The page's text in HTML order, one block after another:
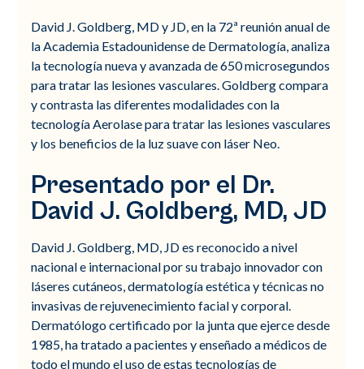
David J. Goldberg, MD y JD, en la 72ª reunión anual de
la Academia Estadounidense de Dermatología, analiza
la tecnología nueva y avanzada de 650 microsegundos
para tratar las lesiones vasculares. Goldberg compara
y contrasta las diferentes modalidades con la
tecnología Aerolase para tratar las lesiones vasculares
y los beneficios de la luz suave con láser Neo.
Presentado por el Dr.
David J. Goldberg, MD, JD
David J. Goldberg, MD, JD es reconocido a nivel
nacional e internacional por su trabajo innovador con
láseres cutáneos, dermatología estética y técnicas no
invasivas de rejuvenecimiento facial y corporal.
Dermatólogo certificado por la junta que ejerce desde
1985, ha tratado a pacientes y enseñado a médicos de
todo el mundo el uso de estas tecnologías de